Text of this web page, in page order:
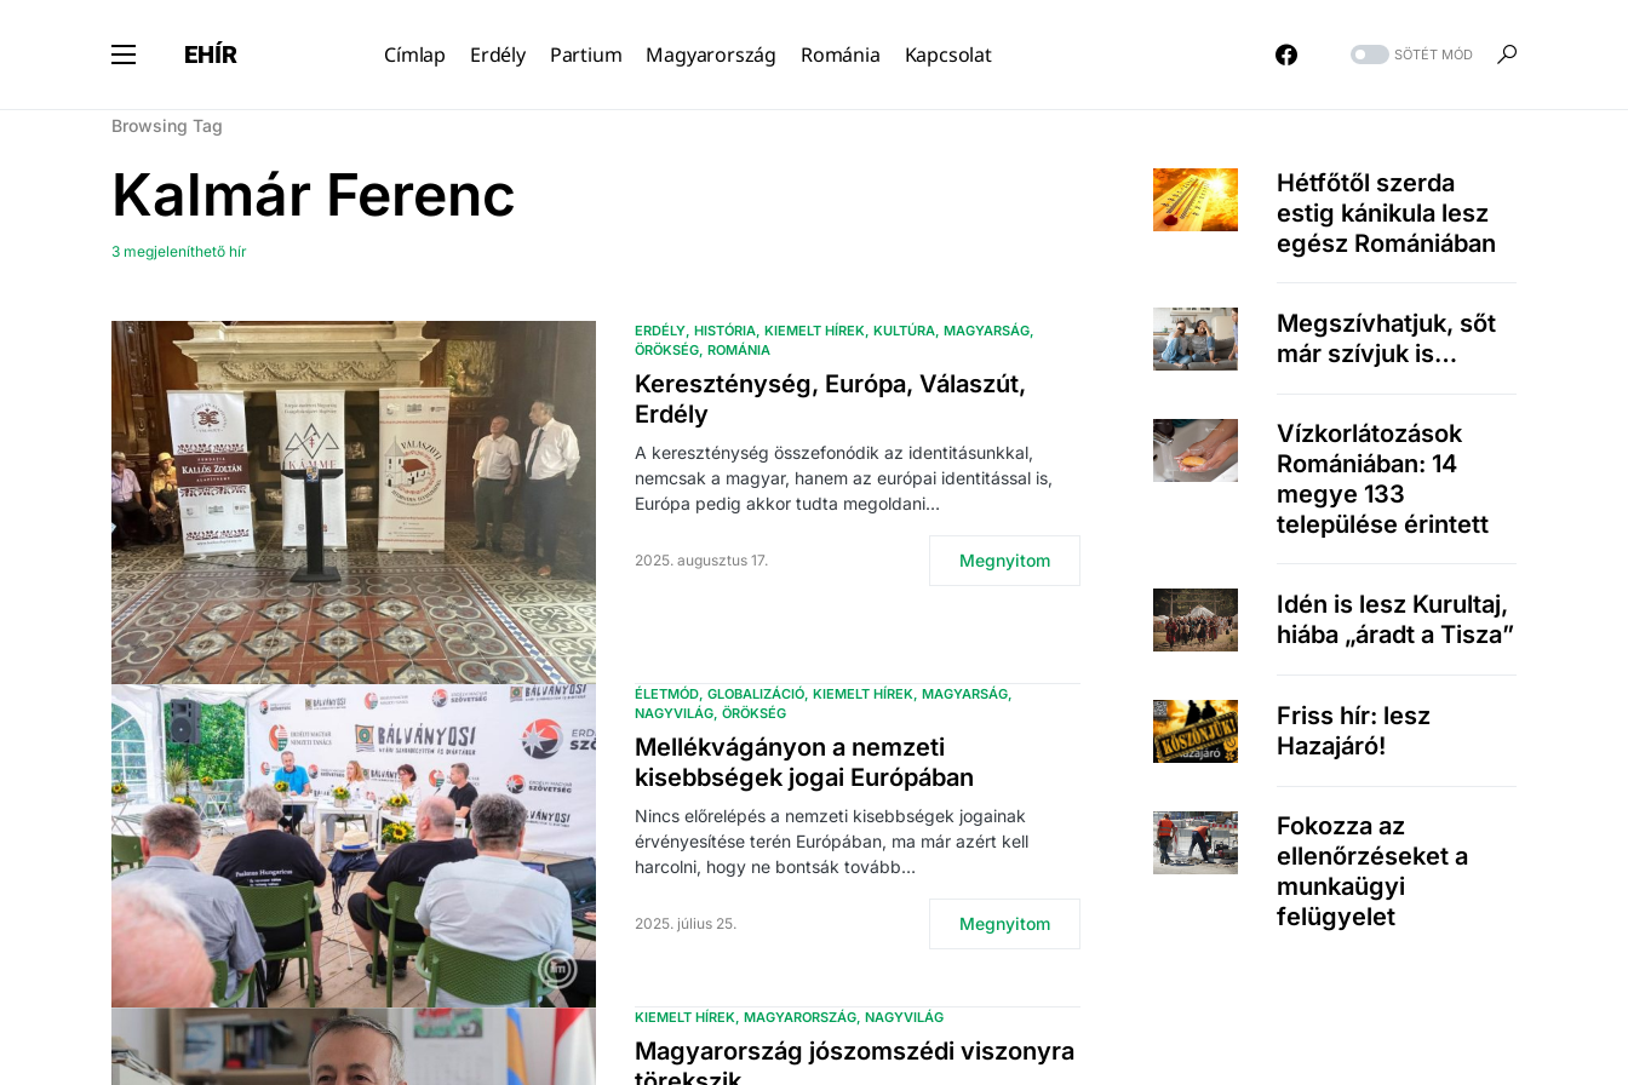
EHÍR Címlap Erdély Partium Magyarország Románia Kapcsolat SÖTÉT MÓD
Browsing Tag
Kalmár Ferenc
3 megjeleníthető hír
ERDÉLY HISTÓRIA KIEMELT HÍREK KULTÚRA MAGYARSÁG
ÖRÖKSÉG ROMÁNIA
Kereszténység, Európa, Válaszút,
Erdély
A kereszténység összefonódik az identitásunkkal,
nemcsak a magyar, hanem az európai identitással is,
Európa pedig akkor tudta megoldani…
2025. augusztus 17. Megnyitom
ÉLETMÓD GLOBALIZÁCIÓ KIEMELT HÍREK MAGYARSÁG
NAGYVILÁG ÖRÖKSÉG
Mellékvágányon a nemzeti
kisebbségek jogai Európában
Nincs előrelépés a nemzeti kisebbségek jogainak
érvényesítése terén Európában, ma már azért kell
harcolni, hogy ne bontsák tovább…
2025. július 25. Megnyitom
KIEMELT HÍREK MAGYARORSZÁG NAGYVILÁG
Magyarország jószomszédi viszonyra
Hétfőtől szerda
estig kánikula lesz
egész Romániában
Megszívhatjuk, sőt
már szívjuk is…
Vízkorlátozások
Romániában: 14
megye 133
települése érintett
Idén is lesz Kurultaj,
hiába „áradt a Tisza”
Friss hír: lesz
Hazajáró!
Fokozza az
ellenőrzéseket a
munkaügyi
felügyelet